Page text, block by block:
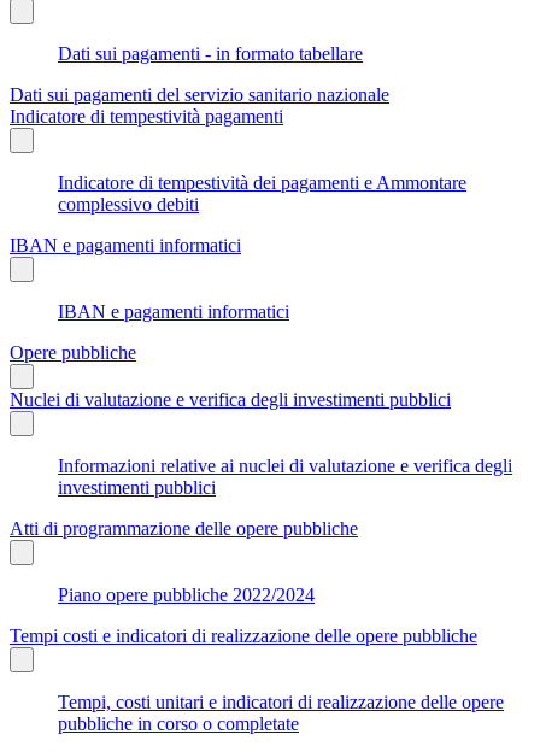
Dati sui pagamenti - in formato tabellare
Dati sui pagamenti del servizio sanitario nazionale
Indicatore di tempestività pagamenti
Indicatore di tempestività dei pagamenti e Ammontare
complessivo debiti
IBAN e pagamenti informatici
IBAN e pagamenti informatici
Opere pubbliche
Nuclei di valutazione e verifica degli investimenti pubblici
Informazioni relative ai nuclei di valutazione e verifica degli
investimenti pubblici
Atti di programmazione delle opere pubbliche
Piano opere pubbliche 2022/2024
Tempi costi e indicatori di realizzazione delle opere pubbliche
Tempi, costi unitari e indicatori di realizzazione delle opere
pubbliche in corso o completate